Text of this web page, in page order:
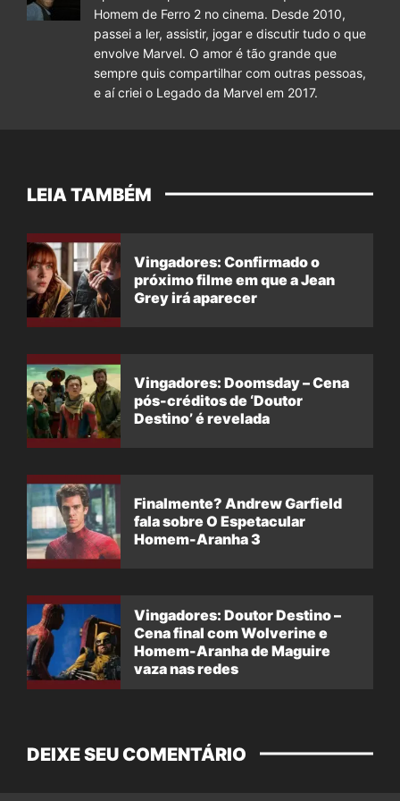
Homem de Ferro 2 no cinema. Desde 2010,
passei a ler, assistir, jogar e discutir tudo o que
envolve Marvel. O amor é tão grande que
sempre quis compartilhar com outras pessoas,
e aí criei o Legado da Marvel em 2017.
LEIA TAMBÉM
Vingadores: Confirmado o
próximo filme em que a Jean
Grey irá aparecer
Vingadores: Doomsday – Cena
pós-créditos de ‘Doutor
Destino’ é revelada
Finalmente? Andrew Garfield
fala sobre O Espetacular
Homem-Aranha 3
Vingadores: Doutor Destino –
Cena final com Wolverine e
Homem-Aranha de Maguire
vaza nas redes
DEIXE SEU COMENTÁRIO